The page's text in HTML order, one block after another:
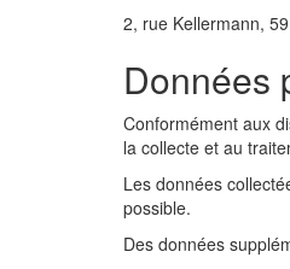
2, rue Kellermann,
Données
Conformément aux
la collecte et au
Les données
possible.
Des données